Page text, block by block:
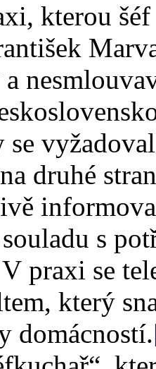
kterou
a
se
druhé
s
praxi se
který
domácností.